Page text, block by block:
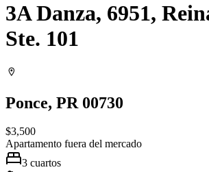
3A Danza, 6951,
Ste. 101
Ponce, PR 00730
$3,500
Apartamento fuera del mercado
3 cuartos